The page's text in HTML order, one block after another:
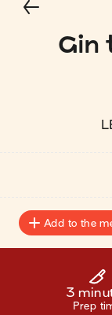
Gin
Add to the
3
Prep